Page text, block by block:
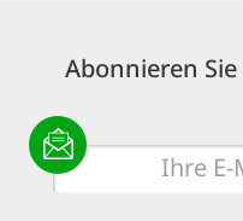
Abonnieren